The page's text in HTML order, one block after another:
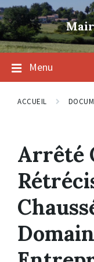
Skip
to
content
Skip
to
main
navigation
Skip
to
footer
Menu
ACCUEIL
Arrêté